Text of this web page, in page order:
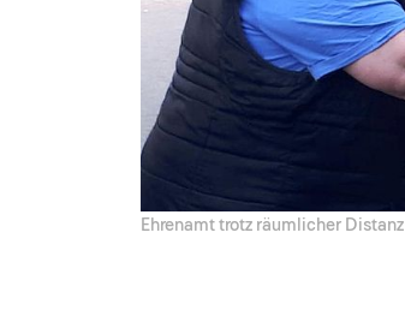
Ehrenamt trotz räumlicher Distanz